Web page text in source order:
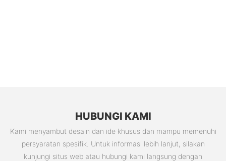
HUBUNGI KAMI
Kami menyambut desain dan ide khusus dan mampu memenuhi
persyaratan spesifik. Untuk informasi lebih lanjut, silakan
kunjungi situs web atau hubungi kami langsung dengan